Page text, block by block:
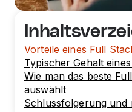
Vorteile eines Full
Typischer Gehalt
Wie man das beste
auswählt
Schlussfolgerung und